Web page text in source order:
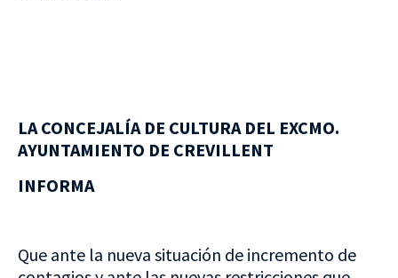
LA CONCEJALÍA DE CULTURA DEL EXCMO.
AYUNTAMIENTO DE CREVILLENT
INFORMA
Que ante la nueva situación de incremento de